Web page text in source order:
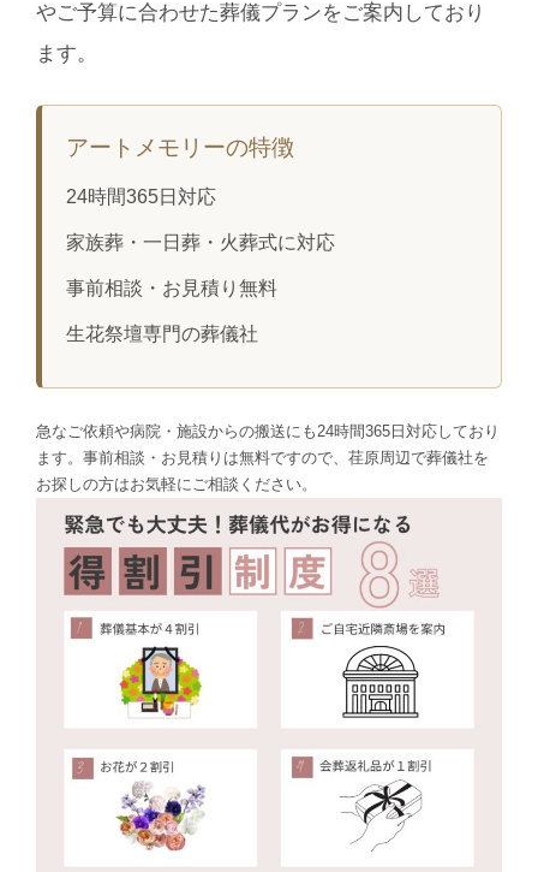
やご予算に合わせた葬儀プランをご案内しており
ます。
アートメモリーの特徴
24時間365日対応
家族葬・一日葬・火葬式に対応
事前相談・お見積り無料
生花祭壇専門の葬儀社
急なご依頼や病院・施設からの搬送にも24時間365日対応しており
ます。事前相談・お見積りは無料ですので、荏原周辺で葬儀社を
お探しの方はお気軽にご相談ください。